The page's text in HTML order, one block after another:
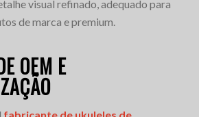
visual refinado, adequado para
de marca e premium.
OEM E